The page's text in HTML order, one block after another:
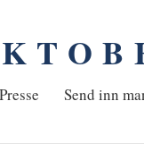
Presse Send inn